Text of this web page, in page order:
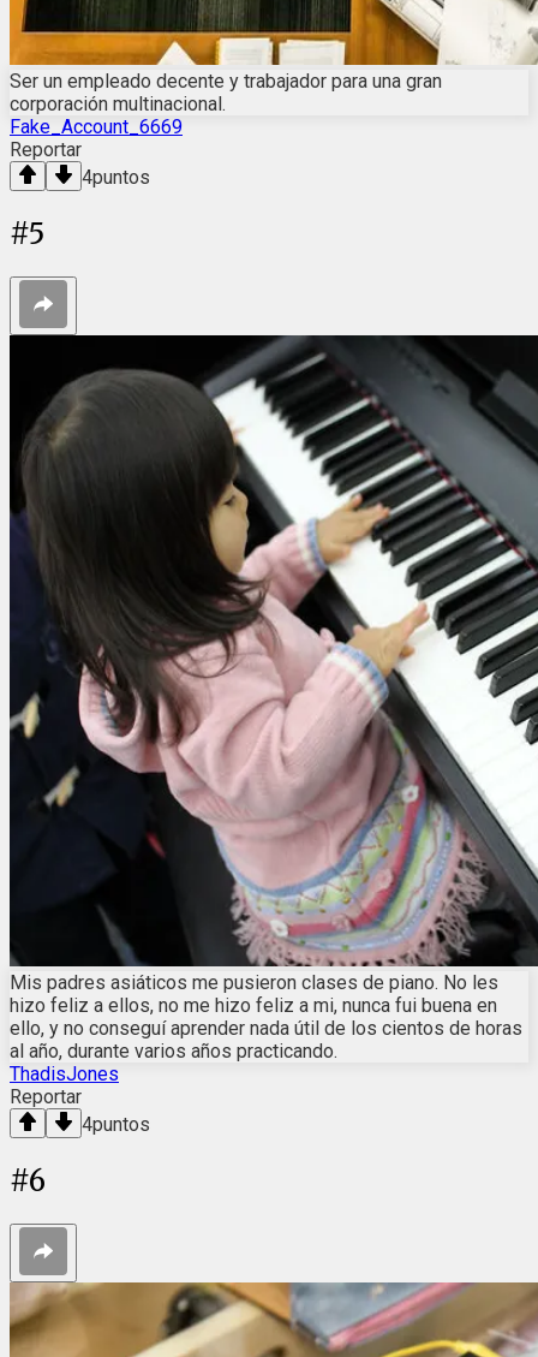
Ser un empleado decente y trabajador para una gran
corporación multinacional.
Fake_Account_6669
Reportar
4puntos
#5
Mis padres asiáticos me pusieron clases de piano. No les
hizo feliz a ellos, no me hizo feliz a mi, nunca fui buena en
ello, y no conseguí aprender nada útil de los cientos de horas
al año, durante varios años practicando.
ThadisJones
Reportar
4puntos
#6